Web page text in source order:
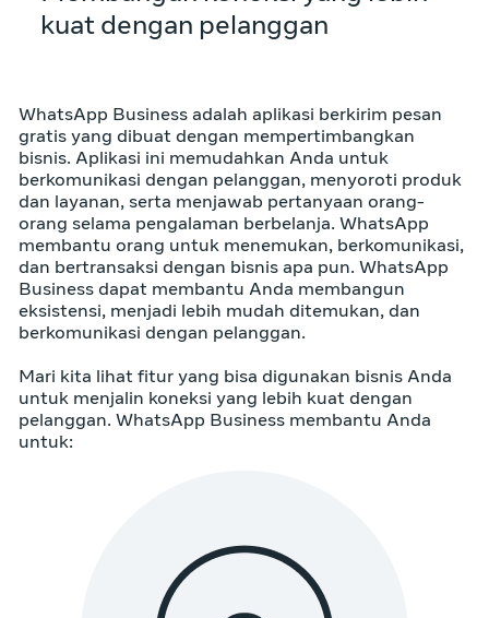
kuat dengan pelanggan
WhatsApp Business adalah aplikasi berkirim pesan
gratis yang dibuat dengan mempertimbangkan
bisnis. Aplikasi ini memudahkan Anda untuk
berkomunikasi dengan pelanggan, menyoroti produk
dan layanan, serta menjawab pertanyaan orang-
orang selama pengalaman berbelanja. WhatsApp
membantu orang untuk menemukan, berkomunikasi,
dan bertransaksi dengan bisnis apa pun. WhatsApp
Business dapat membantu Anda membangun
eksistensi, menjadi lebih mudah ditemukan, dan
berkomunikasi dengan pelanggan.
Mari kita lihat fitur yang bisa digunakan bisnis Anda
untuk menjalin koneksi yang lebih kuat dengan
pelanggan. WhatsApp Business membantu Anda
untuk: